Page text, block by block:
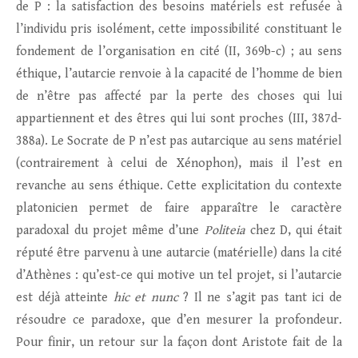
de P : la satisfaction des besoins matériels est refusée à
l’individu pris isolément, cette impossibilité constituant le
fondement de l’organisation en cité (II, 369b-c) ; au sens
éthique, l’autarcie renvoie à la capacité de l’homme de bien
de n’être pas affecté par la perte des choses qui lui
appartiennent et des êtres qui lui sont proches (III, 387d-
388a). Le Socrate de P n’est pas autarcique au sens matériel
(contrairement à celui de Xénophon), mais il l’est en
revanche au sens éthique. Cette explicitation du contexte
platonicien permet de faire apparaître le caractère
paradoxal du projet même d’une Politeiachez D, qui était
réputé être parvenu à une autarcie (matérielle) dans la cité
d’Athènes : qu’est-ce qui motive un tel projet, si l’autarcie
est déjà atteinte hic et nunc? Il ne s’agit pas tant ici de
résoudre ce paradoxe, que d’en mesurer la profondeur.
Pour finir, un retour sur la façon dont Aristote fait de la